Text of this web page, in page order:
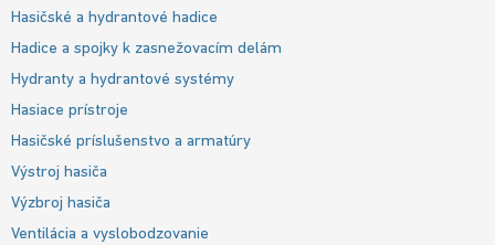
Hasičské a hydrantové hadice
Hadice a spojky k zasnežovacím delám
Hydranty a hydrantové systémy
Hasiace prístroje
Hasičské príslušenstvo a armatúry
Výstroj hasiča
Výzbroj hasiča
Ventilácia a vyslobodzovanie